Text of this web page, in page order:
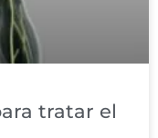
tratar el